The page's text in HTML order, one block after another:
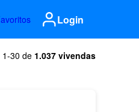
Login
1-30 de 1.037 vivendas